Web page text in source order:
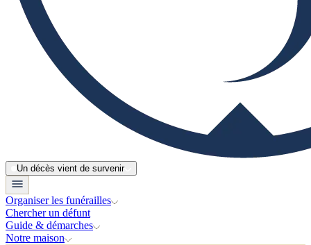
Un décès vient de survenir
Organiser les funérailles
Chercher un défunt
Guide & démarches
Notre maison